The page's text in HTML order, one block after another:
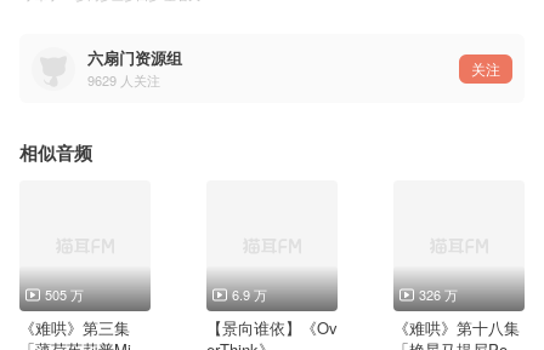
美工：@忻仪
音频后期：@-玥逸-
PS：大眼仔/小破站同步更新
六扇门资源组
9629 人关注
关注
相似音频
505 万
《难哄》第三集
6.9 万
【景向谁依】《Ov
326 万
《难哄》第十八集